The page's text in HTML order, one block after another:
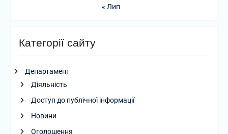
« Лип
Категорії сайту
Департамент
Діяльність
Доступ до публічної інформації
Новини
Оголошення